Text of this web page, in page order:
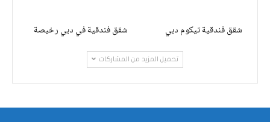
شقق فندقية تيكوم دبي شقق فندقية في دبي رخيصة
تحميل المزيد من المشاركات